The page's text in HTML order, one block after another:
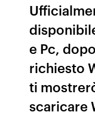
e Pc,
richiesto
ti
scaricare